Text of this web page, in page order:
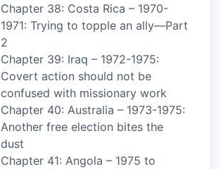
Chapter 38: Costa Rica – 1970-
1971: Trying to topple an ally—Part
2
Chapter 39: Iraq – 1972-1975:
Covert action should not be
confused with missionary work
Chapter 40: Australia – 1973-1975:
Another free election bites the
dust
Chapter 41: Angola – 1975 to